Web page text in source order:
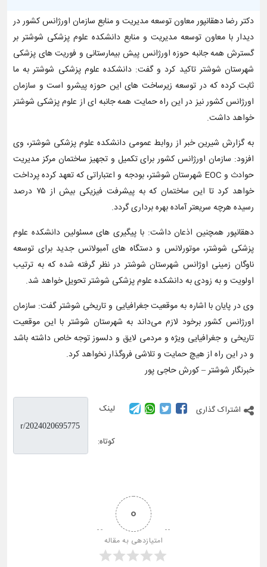
دکتر رضا دهقانپور معاون توسعه مدیریت و منابع سازمان اورژانس کشور در
دیدار با معاون توسعه مدیریت و منابع دانشکده علوم پزشکی شوشتر بر
گسترش همه جانبه حوزه اورژانس پیش بیمارستانی و فوریت های پزشکی
شهرستان شوشتر تاکید کرد و گفت: دانشکده علوم پزشکی شوشتر به ما
ثابت کرده که در توسعه زیرساخت های این حوزه پیشرو است و سازمان
اورژانس کشور نیز در این راه حمایت همه جانبه ای از علوم پزشکی شوشتر
خواهد داشت.
به گزارش شیرین خبر از روابط عمومی دانشکده علوم پزشکی شوشتر، وی
افزود: سازمان اورژانس کشور برای تکمیل و تجهیز ساختمان مرکز مدیریت
حوادث و EOC شهرستان شوشتر، بودجه و اعتباراتی که تعهد کرده پرداخت
خواهد کرد تا این ساختمان که به پیشرفت فیزیکی بیش از ۷۵ درصد
رسیده هرچه سریعتر آماده بهره برداری گردد.
دهقانپور همچنین اذعان داشت: با پیگیری های مسئولین دانشکده علوم
پزشکی شوشتر، موتورلانس و دستگاه های آمبولانس جدید برای توسعه
ناوگان زمینی اوژانس شهرستان شوشتر در نظر گرفته شده که به ترتیب
اولویت و به زودی به دانشکده علوم پزشکی شوشتر تحویل خواهد شد.
وی در پایان با اشاره به موقعیت جغرافیایی و تاریخی شوشتر گفت: سازمان
اورژانس کشور برخود لازم می‌داند به شهرستان شوشتر با این موقعیت
تاریخی و جغرافیایی ویژه و مردمی لایق و دلسوز توجه خاص داشته باشد
و در این راه از هیچ حمایت و تلاشی فروگذار نخواهد کرد.
خبرنگار شوشتر – کورش حاجی پور
اشتراک گذاری لینک
کوتاه:
0
امتیازدهی به مقاله